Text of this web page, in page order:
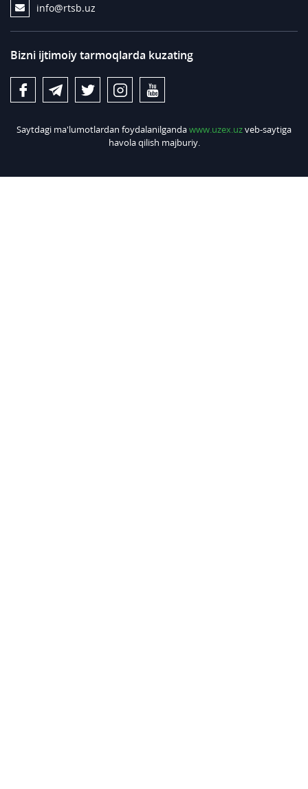
info@rtsb.uz
Bizni ijtimoiy tarmoqlarda kuzating
Saytdagi ma'lumotlardan foydalanilgandawww.uzex.uzveb-saytiga
havola qilish majburiy.